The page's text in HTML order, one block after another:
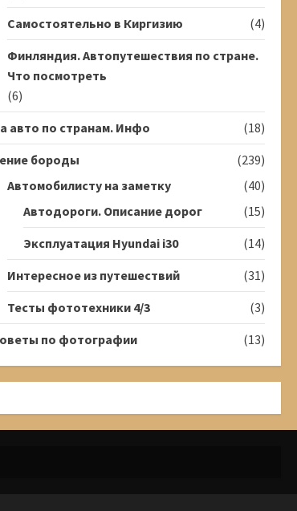
Самостоятельно в Киргизию
(4)
Финляндия. Автопутешествия по стране.
Что посмотреть
(6)
авто по странам. Инфо
(18)
бороды
(239)
Автомобилисту на заметку
(40)
Автодороги. Описание дорог
(15)
Эксплуатация Hyundai i30
(14)
Интересное из путешествий
(31)
Тесты фототехники 4/3
(3)
по фотографии
(13)